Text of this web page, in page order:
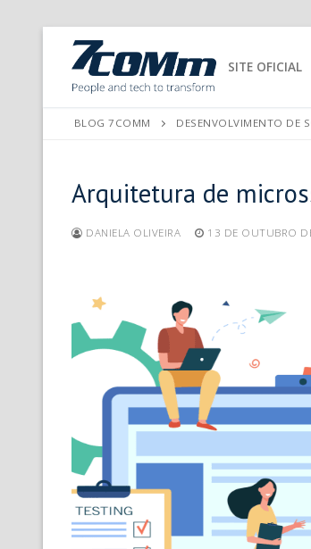
SITE OFICIAL
BLOG 7COMM DESENVOLVIMENTO DE
Arquitetura de
DANIELA OLIVEIRA 13 DE OUTUBRO